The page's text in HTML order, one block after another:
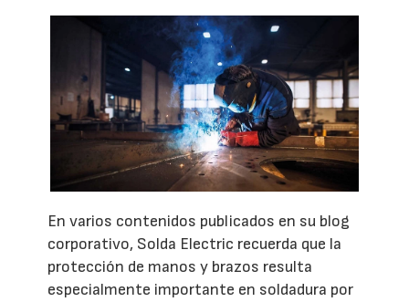
En varios contenidos publicados en su blog
corporativo, Solda Electric recuerda que la
protección de manos y brazos resulta
especialmente importante en soldadura por